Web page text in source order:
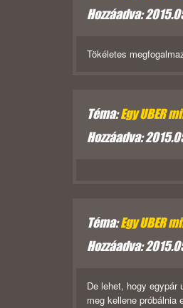
Hozzáadva:
Tökéletes
Téma:Egy UBER
Hozzáadva:
Téma:Egy UBER
Hozzáadva:
De lehet, hogy
meg kellene próbálnia